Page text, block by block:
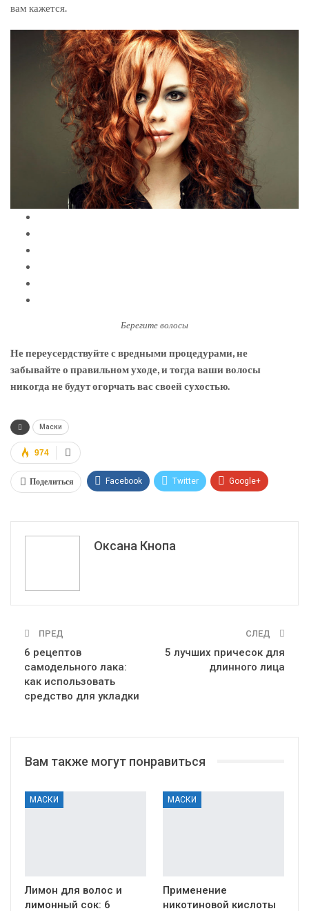
вам кажется.
Берегите волосы
Не переусердствуйте с вредными процедурами, не
забывайте о правильном уходе, и тогда ваши волосы
никогда не будут огорчать вас своей сухостью.
Маски
974
Поделиться Facebook Twitter Google+
Оксана Кнопа
ПРЕД
6 рецептов
самодельного лака:
как использовать
средство для укладки
СЛЕД
5 лучших причесок для
длинного лица
Вам также могут понравиться
МАСКИ
Лимон для волос и
лимонный сок: 6
МАСКИ
Применение
никотиновой кислоты